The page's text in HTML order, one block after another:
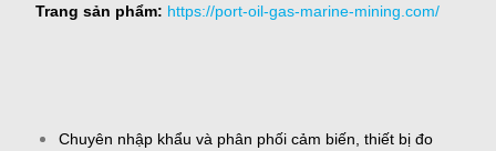
Trang sản phẩm: https://port-oil-gas-marine-mining.com/
Chuyên nhập khẩu và phân phối cảm biến, thiết bị đo